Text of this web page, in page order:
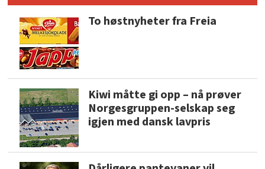
To høstnyheter fra Freia
Kiwi måtte gi opp – nå prøver
Norgesgruppen-selskap seg
igjen med dansk lavpris